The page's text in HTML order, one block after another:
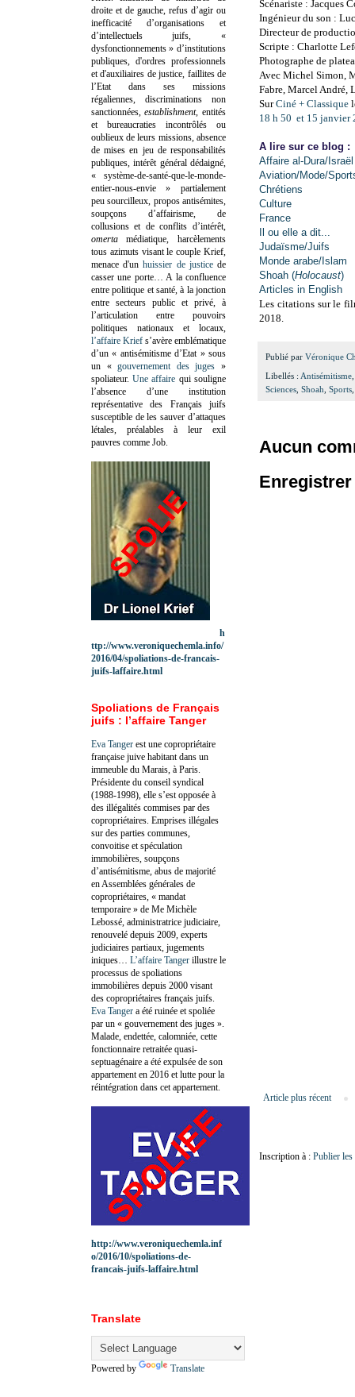
Scénariste : Jacques
Ingénieur du son :
Directeur de
Scripte : Charlotte
Photographe de
Avec Michel Simon,
Fabre, Marcel André,
SurCiné + Classique
18 h 50 et 15 janvier
A lire sur ce blog :
Affaire al-Dura/Israël
Aviation/Mode/
Chrétiens
Culture
France
Il ou elle a dit...
Judaïsme/Juifs
Monde arabe/Islam
Shoah (Holocaust)
Articles in English
Les citations sur le
2018.
Publié par Véronique
Libellés : Antisémitisme
Sciences, Shoah, Sports
Aucun
Article plus récent
Inscription à : Publier
droite et de gauche, refus d’agir ou
inefficacité d’organisations et
d’intellectuels juifs, «
dysfonctionnements » d’institutions
publiques, d'ordres professionnels
et d'auxiliaires de justice, faillites de
l’Etat dans ses missions
régaliennes, discriminations non
sanctionnées,establishment, entités
et bureaucraties incontrôlés ou
oublieux de leurs missions, absence
de mises en jeu de responsabilités
publiques, intérêt général dédaigné,
« système-de-santé-que-le-monde-
entier-nous-envie » partialement
peu sourcilleux, propos antisémites,
soupçons d’affairisme, de
collusions et de conflits d’intérêt,
omertamédiatique, harcèlements
tous azimuts visant le couple Krief,
menace d'unhuissier de justicede
casser une porte… A la confluence
entre politique et santé, à la jonction
entre secteurs public et privé, à
l’articulation entre pouvoirs
politiques nationaux et locaux,
l’affaire Krief s’avère emblématique
d’un « antisémitisme d’Etat » sous
un «gouvernement des juges »
spoliateur.Une affaire qui souligne
l’absence d’une institution
représentative des Français juifs
susceptible de les sauver d’attaques
létales, préalables à leur exil
pauvres comme Job.
h
ttp://www.veroniquechemla.info/
2016/04/spoliations-de-francais-
juifs-laffaire.html
Spoliations de Français
juifs : l’affaire Tanger
Eva Tanger est une copropriétaire
française juive habitant dans un
immeuble du Marais, à Paris.
Présidente du conseil syndical
(1988-1998), elle s’est opposée à
des illégalités commises par des
copropriétaires. Emprises illégales
sur des parties communes,
convoitise et spéculation
immobilières, soupçons
d’antisémitisme, abus de majorité
en Assemblées générales de
copropriétaires, « mandat
temporaire » de Me Michèle
Lebossé, administratrice judiciaire,
renouvelé depuis 2009, experts
judiciaires partiaux, jugements
iniques… L’affaire Tanger illustre le
processus de spoliations
immobilières depuis 2000 visant
des copropriétaires français juifs.
Eva Tanger a été ruinée et spoliée
par un « gouvernement des juges ».
Malade, endettée, calomniée, cette
fonctionnaire retraitée quasi-
septuagénaire a été expulsée de son
appartement en 2016 et lutte pour la
réintégration dans cet appartement.
http://www.veroniquechemla.inf
o/2016/10/spoliations-de-
francais-juifs-laffaire.html
Translate
Powered by Translate